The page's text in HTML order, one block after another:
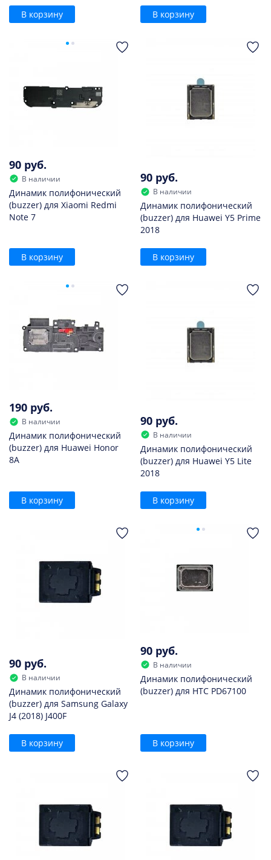
В корзину В корзину
90 руб.
В наличии
Динамик полифонический
(buzzer) для Xiaomi Redmi
Note 7
В корзину
90 руб.
В наличии
Динамик полифонический
(buzzer) для Huawei Y5 Prime
2018
В корзину
190 руб.
В наличии
Динамик полифонический
(buzzer) для Huawei Honor
8A
В корзину
90 руб.
В наличии
Динамик полифонический
(buzzer) для Huawei Y5 Lite
2018
В корзину
90 руб.
В наличии
Динамик полифонический
(buzzer) для Samsung Galaxy
J4 (2018) J400F
В корзину
90 руб.
В наличии
Динамик полифонический
(buzzer) для HTC PD67100
В корзину